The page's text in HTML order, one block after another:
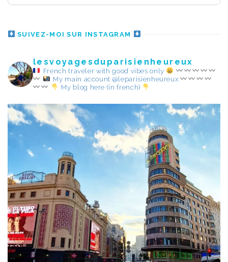
SUIVEZ-MOI SUR INSTAGRAM
lesvoyagesduparisienheureux
French traveler with good vibes only
My main account @leparisienheureux
My blog here (in french)